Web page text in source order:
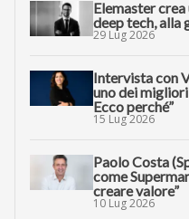
Elemaster
deep tech, alla
29 Lug 2026
Intervista con
uno dei
Ecco perché”
15 Lug 2026
Paolo Costa
come
creare valore”
10 Lug 2026